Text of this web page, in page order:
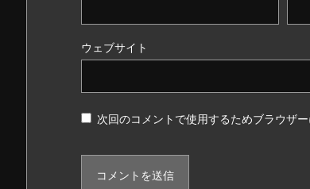
ウェブサイト
次回のコメントで使用するためブラウザ